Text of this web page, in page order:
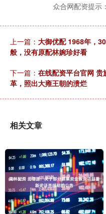
众合网配资提示
上一篇： 大御优配 1968年，
般，没有原配林婉珍好看
下一篇： 在线配资平台官网
革，照出大雍王朝的溃烂
相关文章